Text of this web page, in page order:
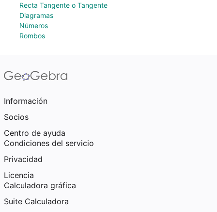
Recta Tangente o Tangente
Diagramas
Números
Rombos
Información
Socios
Centro de ayuda
Condiciones del servicio
Privacidad
Licencia
Calculadora gráfica
Suite Calculadora